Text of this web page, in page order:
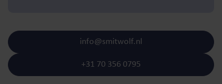
+31 70 356 0795
info@smitwolf.nl